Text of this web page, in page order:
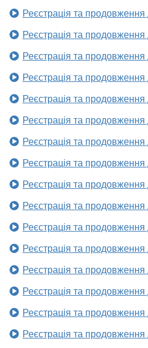
Реєстрація та продовження
Реєстрація та продовження
Реєстрація та продовження
Реєстрація та продовження
Реєстрація та продовження
Реєстрація та продовження
Реєстрація та продовження
Реєстрація та продовження
Реєстрація та продовження
Реєстрація та продовження
Реєстрація та продовження
Реєстрація та продовження
Реєстрація та продовження
Реєстрація та продовження
Реєстрація та продовження
Реєстрація та продовження